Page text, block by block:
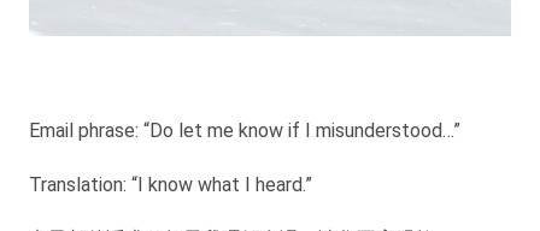
Email phrase: “Do let me know if I misunderstood…”
Translation: “I know what I heard.”